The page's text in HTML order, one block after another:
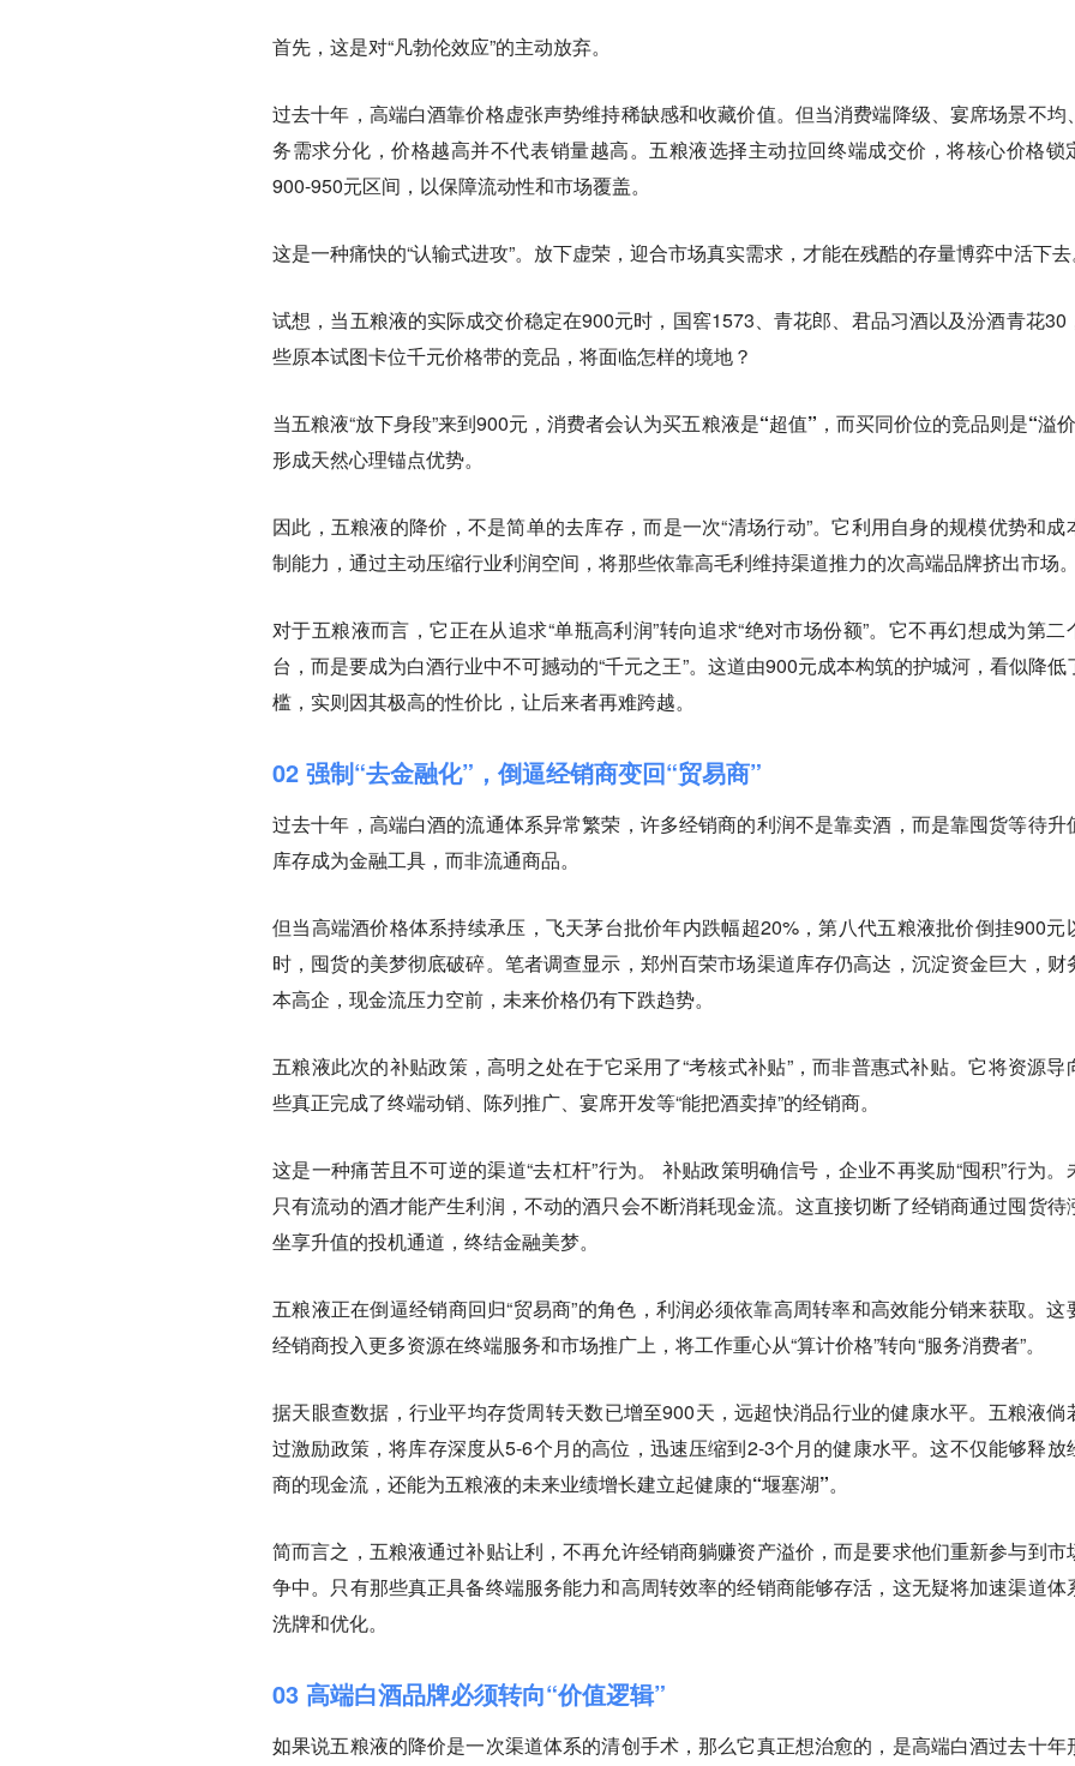
首先，这是对“凡勃伦效应”的主动放弃。
过去十年， 高端白酒靠价格虚张声势维持稀缺感和收藏价值。 但当消费端降级、宴席场景不均
务需求分化，价格越高并不代表销量越高。五粮液选择主动拉回终端成交价，将核心价格锁
900-950元区间，以保障流动性和市场覆盖。
这是一种痛快的“认输式进攻”。放下虚荣，迎合市场真实需求，才能在残酷的存量博弈中活下去
试想，当五粮液的实际成交价稳定在900元时，国窖1573、青花郎、君品习酒以及汾酒青花30
些原本试图卡位千元价格带的竞品，将面临怎样的境地？
当五粮液“放下身段”来到900元，消费者会认为买五粮液是“超值”，而买同价位的竞品则是“溢价
形成天然心理锚点优势。
因此，五粮液的降价，不是简单的去库存，而是一次“清场行动”。它利用自身的规模优势和成
制能力， 通过主动压缩行业利润空间，将那些依靠高毛利维持渠道推力的次高端品牌挤出市场。
对于五粮液而言，它正在从追求“单瓶高利润”转向追求“绝对市场份额”。它不再幻想成为第二
台，而是要成为白酒行业中不可撼动的“千元之王”。这道由900元成本构筑的护城河，看似降低
槛，实则因其极高的性价比，让后来者再难跨越。
02 强制“去金融化”，倒逼经销商变回“贸易商”
过去十年，高端白酒的流通体系异常繁荣，许多经销商的利润不是靠卖酒，而是靠囤货等待升
库存成为金融工具，而非流通商品。
但当高端酒价格体系持续承压，飞天茅台批价年内跌幅超20%，第八代五粮液批价倒挂900元
时，囤货的美梦彻底破碎。笔者调查显示，郑州百荣市场渠道库存仍高达， 沉淀资金巨大，财
本高企，现金流压力空前，未来价格仍有下跌趋势。
五粮液此次的补贴政策，高明之处在于它采用了“考核式补贴”，而非普惠式补贴。它将资源导
些真正完成了终端动销、陈列推广、宴席开发等“能把酒卖掉”的经销商。
这是一种痛苦且不可逆的渠道“去杠杆”行为。 补贴政策明确信号，企业不再奖励“囤积”行为。
只有流动的酒才能产生利润，不动的酒只会不断消耗现金流。 这直接切断了经销商通过囤货待
坐享升值的投机通道，终结金融美梦。
五粮液正在倒逼经销商回归“贸易商”的角色，利润必须依靠高周转率和高效能分销来获取。这
经销商投入更多资源在终端服务和市场推广上，将工作重心从“算计价格”转向“服务消费者”。
据天眼查数据，行业平均存货周转天数已增至900天，远超快消品行业的健康水平。五粮液倘
过激励政策，将库存深度从5-6个月的高位，迅速压缩到2-3个月的健康水平。这不仅能够释放
商的现金流，还能为五粮液的未来业绩增长建立起健康的“堰塞湖”。
简而言之，五粮液通过补贴让利，不再允许经销商躺赚资产溢价，而是要求他们重新参与到市
争中。只有那些真正具备终端服务能力和高周转效率的经销商能够存活，这无疑将加速渠道体
洗牌和优化。
03 高端白酒品牌必须转向“价值逻辑”
如果说五粮液的降价是一次渠道体系的清创手术，那么它真正想治愈的，是高端白酒过去十年